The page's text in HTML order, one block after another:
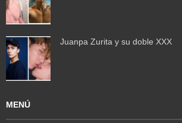
Juanpa Zurita y su doble XXX
MENÚ